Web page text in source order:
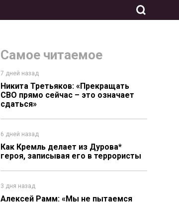
Самое читаемое
7 дней назад
Никита Третьяков: «Прекращать
СВО прямо сейчас – это означает
сдаться»
6 дней назад
Как Кремль делает из Дурова*
героя, записывая его в террористы
3 дня назад
Алексей Рамм: «Мы не пытаемся